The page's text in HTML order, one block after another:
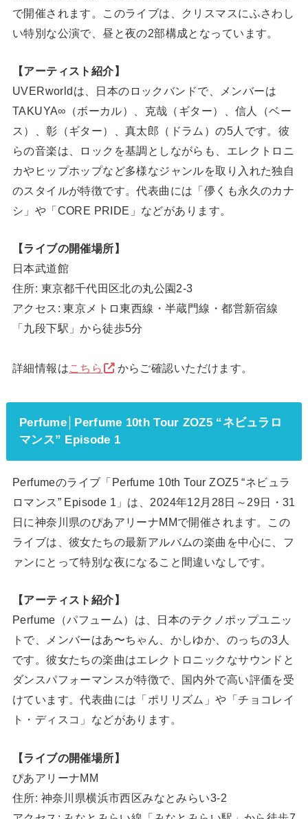
で開催されます。このライブは、クリスマスにふさわし
い特別な公演で、昼と夜の2部構成となっています。
【アーティスト紹介】
UVERworldは、日本のロックバンドで、メンバーは
TAKUYA∞（ボーカル）、克哉（ギター）、信人（ベー
ス）、彰（ギター）、真太郎（ドラム）の5人です。彼
らの音楽は、ロックを基調としながらも、エレクトロニ
カやヒップホップなど多様なジャンルを取り入れた独自
のスタイルが特徴です。代表曲には「儚くも永久のカナ
シ」や「CORE PRIDE」などがあります。
【ライブの開催場所】
日本武道館
住所: 東京都千代田区北の丸公園2-3
アクセス: 東京メトロ東西線・半蔵門線・都営新宿線
「九段下駅」から徒歩5分
詳細情報はこちら からご確認いただけます。
Perfume│Perfume 10th Tour ZOZ5 “ネビュラロ
マンス” Episode 1
Perfumeのライブ「Perfume 10th Tour ZOZ5 “ネビュラ
ロマンス” Episode 1」は、2024年12月28日～29日・31
日に神奈川県のぴあアリーナMMで開催されます。この
ライブは、彼女たちの最新アルバムの楽曲を中心に、フ
ァンにとって特別な夜になること間違いなしです。
【アーティスト紹介】
Perfume（パフューム）は、日本のテクノポップユニッ
トで、メンバーはあ〜ちゃん、かしゆか、のっちの3人
です。彼女たちの楽曲はエレクトロニックなサウンドと
ダンスパフォーマンスが特徴で、国内外で高い評価を受
けています。代表曲には「ポリリズム」や「チョコレイ
ト・ディスコ」などがあります。
【ライブの開催場所】
ぴあアリーナMM
住所: 神奈川県横浜市西区みなとみらい3-2